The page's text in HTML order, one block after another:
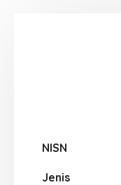
NISN
Jenis